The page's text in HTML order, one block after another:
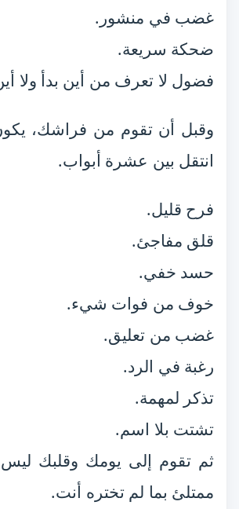
غضب في منشور.
ضحكة سريعة.
فضول لا تعرف من أين بدأ ولا
وقبل أن تقوم من فراشك،
انتقل بين عشرة أبواب.
فرح قليل.
قلق مفاجئ.
حسد خفي.
خوف من فوات شيء.
غضب من تعليق.
رغبة في الرد.
تذكر لمهمة.
تشتت بلا اسم.
ثم تقوم إلى يومك وقلبك ليس
ممتلئ بما لم تختره أنت.